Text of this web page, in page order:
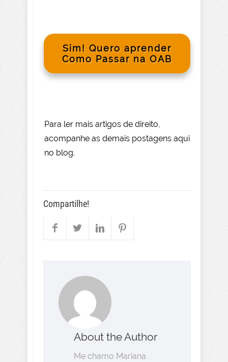
Sim! Quero aprender
Como Passar na OAB
Para ler mais artigos de direito,
acompanhe as demais postagens aqui
no blog.
Compartilhe!
About the Author
Me chamo Mariana